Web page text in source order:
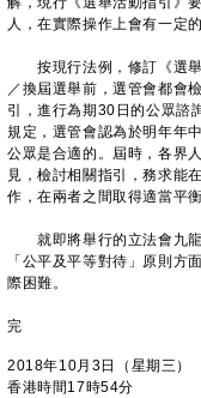
人，在實際操作上會有一定的
按現行法例，修訂《選舉
／換屆選舉前，選管會都會
引，進行為期30日的公眾諮
規定，選管會認為於明年年
公眾是合適的。屆時，各界
見，檢討相關指引，務求能
作，在兩者之間取得適當平衡
就即將舉行的立法會九龍
「公平及平等對待」原則方
際困難。
完
2018年10月3日（星期三）
香港時間17時54分